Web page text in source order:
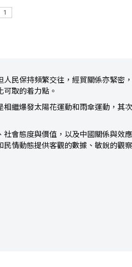
民保持頻繁交往，經貿關係亦緊密
取的着力點。
繼爆發太陽花運動和雨傘運動，其
會態度與價值，以及中國關係與效
情動態提供客觀的數據、敏銳的觀